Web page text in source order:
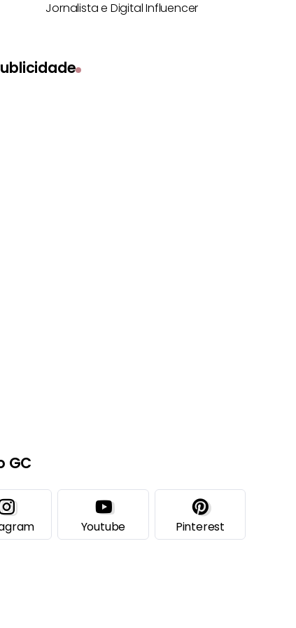
Jornalista e Digital Influencer
GC
Youtube Pinterest